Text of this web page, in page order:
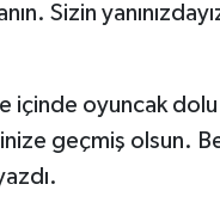
Sizin
içinde oyuncak
geçmiş olsun.